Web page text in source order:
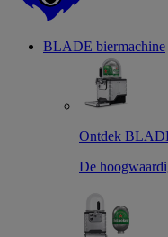
BLADE biermachine
Ontdek
De